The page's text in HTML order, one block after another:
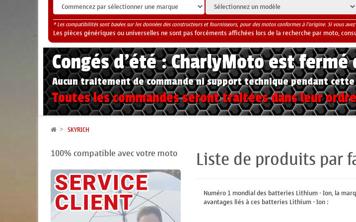
* Les compatibilités sont basées sur les données des constructeurs et fournisseurs, pour des motos conformes à l'origine. Si vous
Les pièces génériques ou universelles ne sont pas forcéments affichées lors de la recherche par moto,
Congés d'été : CharlyMoto est
Aucun traitement de commande ni support technique pendant
Toutes les commandes seront traitées dans leur
SKYRICH
100% compatible avec votre moto Liste de produits par
Numéro 1 mondial des batteries Lithium - Ion, la
avantages liés à ces batteries Lithium - Ion :